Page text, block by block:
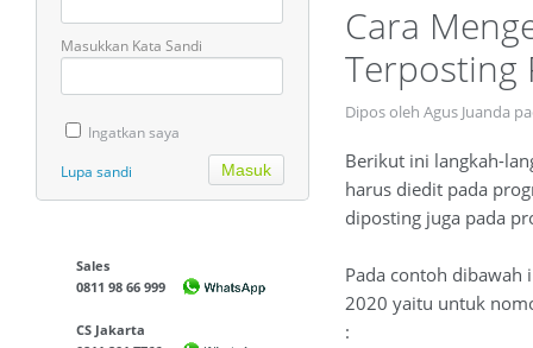
Masukkan Kata Sandi
Ingatkan saya
Lupa sandi
Sales
0811 98 66 999
CS Jakarta
Cara
Terposting
Dipos oleh Agus Juanda
Berikut ini langkah-
harus diedit pada
diposting juga pada
Pada contoh dibawah
2020 yaitu untuk
: